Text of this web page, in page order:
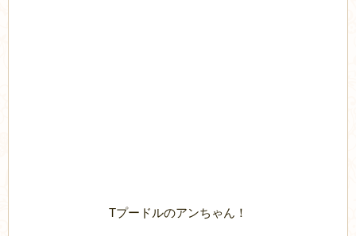
Tプードルのアンちゃん！